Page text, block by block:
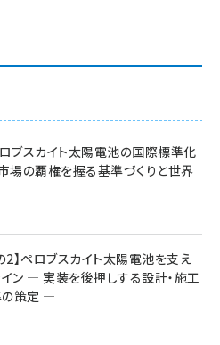
ブスカイト太陽電池の国際標準化
場の覇権を握る基準づくりと世界
2】ペロブスカイト太陽電池を支え
ン ― 実装を後押しする設計・施工
の策定 ―